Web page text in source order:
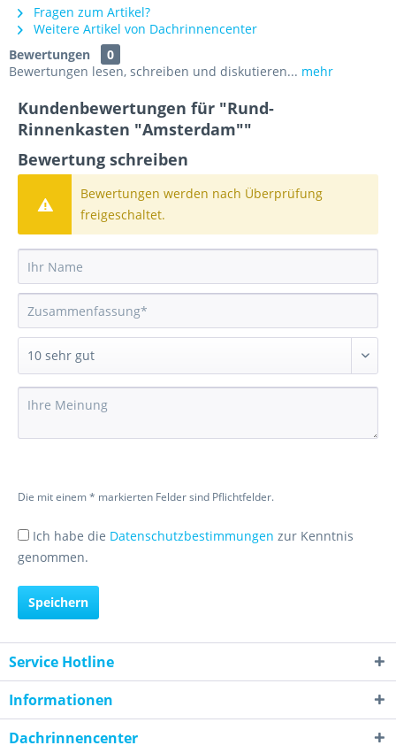
Fragen zum Artikel?
Weitere Artikel von Dachrinnencenter
Bewertungen
0
Bewertungen lesen, schreiben und diskutieren... mehr
Kundenbewertungen für "Rund-
Rinnenkasten "Amsterdam""
Bewertung schreiben
Bewertungen werden nach Überprüfung
freigeschaltet.
Die mit einem * markierten Felder sind Pflichtfelder.
Ich habe die Datenschutzbestimmungen zur Kenntnis
genommen.
Speichern
Service Hotline
Informationen
Dachrinnencenter